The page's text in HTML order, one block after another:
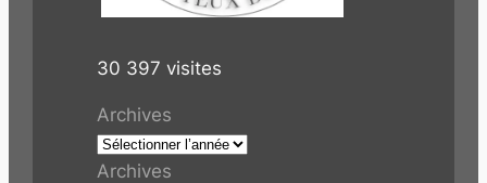
30 397 visites
Archives
Archives